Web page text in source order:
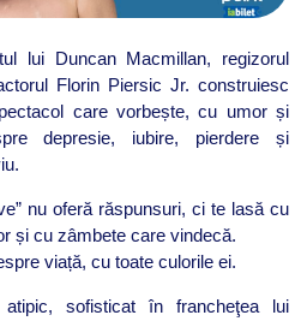
lui Duncan Macmillan, regizorul
Florin Piersic Jr. construiesc
care vorbește, cu umor și
depresie, iubire, pierdere și
nu oferă răspunsuri, ci te lasă cu
și cu zâmbete care vindecă.
viață, cu toate culorile ei.
atipic, sofisticat în francheţea lui